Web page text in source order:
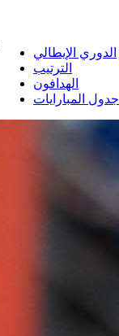
الدوري الإيطالي
الترتيب
الهدافون
جدول المبارايات